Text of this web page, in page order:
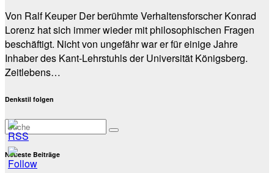
Von Ralf Keuper Der berühmte Verhaltensforscher Konrad
Lorenz hat sich immer wieder mit philosophischen Fragen
beschäftigt. Nicht von ungefähr war er für einige Jahre
Inhaber des Kant-Lehrstuhls der Universität Königsberg.
Zeitlebens…
Denkstil folgen
Neueste Beiträge